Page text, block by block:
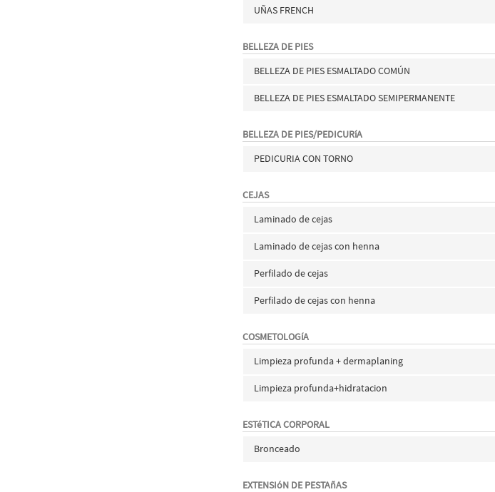
UÑAS FRENCH
BELLEZA DE PIES
BELLEZA DE PIES ESMALTADO COMÚN
BELLEZA DE PIES ESMALTADO SEMIPERMANENTE
BELLEZA DE PIES/PEDICURíA
PEDICURIA CON TORNO
CEJAS
Laminado de cejas
Laminado de cejas con henna
Perfilado de cejas
Perfilado de cejas con henna
COSMETOLOGíA
Limpieza profunda + dermaplaning
Limpieza profunda+hidratacion
ESTéTICA CORPORAL
Bronceado
EXTENSIóN DE PESTAñAS